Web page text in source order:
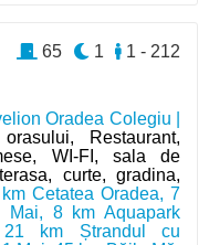
Oradea Colegiu |
Restaurant,
WI-FI, sala de
curte, gradina,
Cetatea Oradea, 7
Mai, 8 km Aquapark
21 km Ștrandul cu
1 - 212
1
65